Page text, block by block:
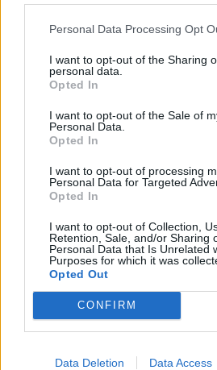
Personal Data Processing Opt
I want to opt-out of the Sharing
personal data.
Opted In
I want to opt-out of the Sale of
Personal Data.
Opted In
I want to opt-out of processing
Personal Data for Targeted
Opted In
I want to opt-out of Collection,
Retention, Sale, and/or Sharing
Personal Data that Is Unrelated
Purposes for which it was
Opted Out
CONFIRM
Data Deletion Data Access
előkészületei a végéhez
ügyet közvetlenül ismerő forrás. A
óriást a politikusok és a
2026. július 08. 18:11 | Portfolio
Tisza-kormány: NATO-
a parlamenti nagyüzem után
figyelhet a magyar
A hétfői és keddi parlamenti
várhatóan nyugalmasabb lesz a
figyelem arra irányulhat, hogy